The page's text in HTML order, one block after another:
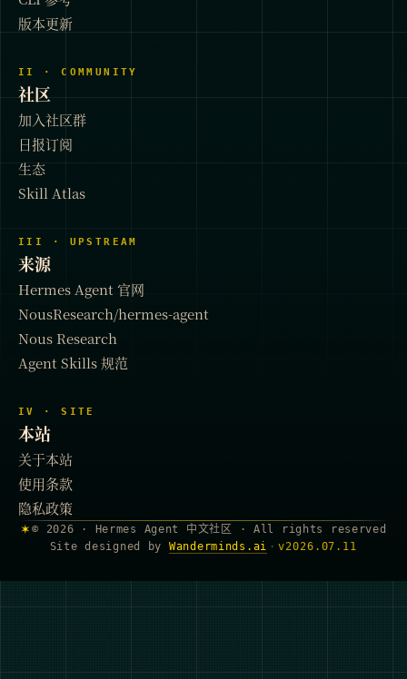
版本更新
II · COMMUNITY
社区
加入社区群
日报订阅
生态
Skill Atlas
III · UPSTREAM
来源
Hermes Agent 官网
NousResearch/hermes-agent
Nous Research
Agent Skills 规范
IV · SITE
本站
关于本站
使用条款
隐私政策
✶© 2026 · Hermes Agent 中文社区 · All rights reserved
Site designed by
Wanderminds.ai · v2026.07.11